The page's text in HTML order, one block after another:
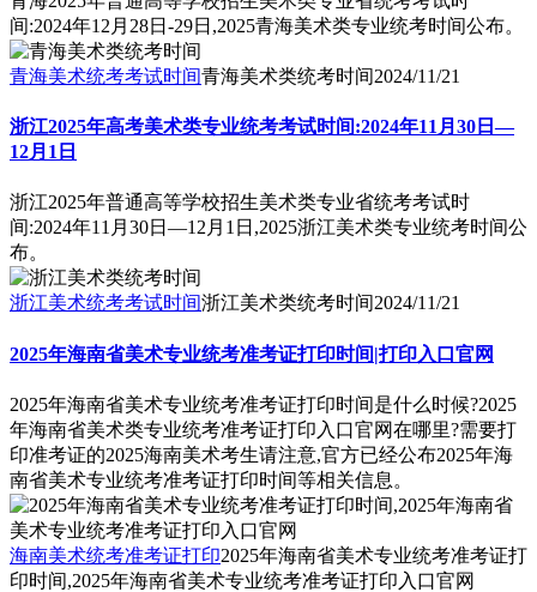
间:2024年12月28日-29日,2025青海美术类专业统考时间公布。
青海美术统考考试时间青海美术类统考时间2024/11/21
浙江2025年高考美术类专业统考考试时间:2024年11月30日—
12月1日
浙江2025年普通高等学校招生美术类专业省统考考试时
间:2024年11月30日—12月1日,2025浙江美术类专业统考时间公
布。
浙江美术统考考试时间浙江美术类统考时间2024/11/21
2025年海南省美术专业统考准考证打印时间|打印入口官网
2025年海南省美术专业统考准考证打印时间是什么时候?2025
年海南省美术类专业统考准考证打印入口官网在哪里?需要打
印准考证的2025海南美术考生请注意,官方已经公布2025年海
南省美术专业统考准考证打印时间等相关信息。
海南美术统考准考证打印2025年海南省美术专业统考准考证打
印时间,2025年海南省美术专业统考准考证打印入口官网